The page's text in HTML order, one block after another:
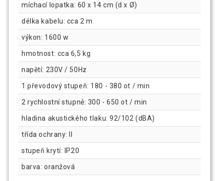
míchací lopatka: 60 x 14 cm (d x Ø)
délka kabelu: cca 2 m
výkon: 1600 w
hmotnost: cca 6,5 ​​kg
napětí: 230V / 50Hz
1 převodový stupeň: 180 - 380 ot / min
2 rychlostní stupně: 300 - 650 ot / min
hladina akustického tlaku: 92/102 (dBA)
třída ochrany: II
stupeň krytí: IP20
barva: oranžová